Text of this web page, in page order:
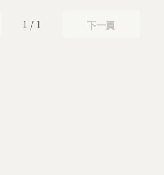
1 / 1 下一頁
下一頁